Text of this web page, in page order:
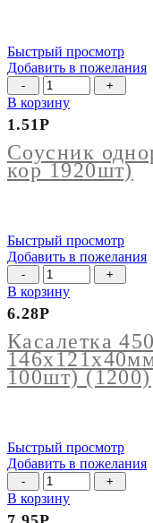
Быстрый просмотр
Добавить в пожелания
Количество
товара
Соусник
однораз.
30мл
(упак
80шт
В корзину
Соусник
кор 1920шт)
1.51Р
Быстрый просмотр
Добавить в пожелания
Количество
товара
Касалетка
450г
С
Крышкой
146х121х40мм
алюмин.фольга
В корзину
Касалетка
100шт) (1200)
6.28Р
Быстрый просмотр
Добавить в пожелания
Количество
товара
Бутылка
В корзину